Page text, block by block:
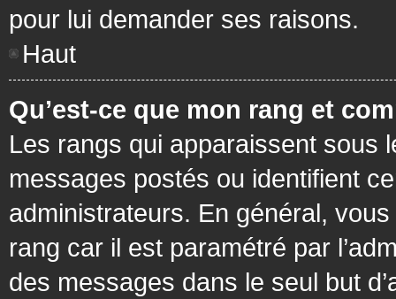
pour lui demander ses raisons.
Haut
Qu’est-ce que mon rang et
Les rangs qui apparaissent sous
messages postés ou identifient
administrateurs. En général,
rang car il est paramétré par
des messages dans le seul but